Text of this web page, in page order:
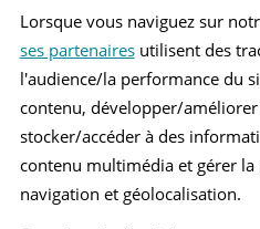
x 4
Recherche
Comparer
Lorsque vous naviguez sur
ses partenairesutilisent des
l'audience/la performance du
contenu, développer/
stocker/accéder à des
contenu multimédia et gérer
navigation et géolocalisation.